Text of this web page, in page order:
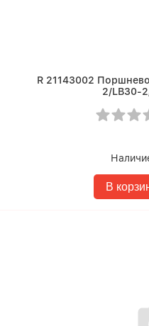
R 21143002
2/LB30-
В